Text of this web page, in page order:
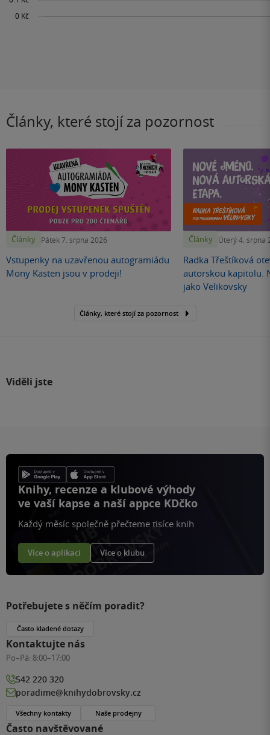
Články, které stojí za pozornost
Články Pátek 7. srpna 2026
Vstupenky na uzavřenou autogramiádu
Mony Kasten jsou v prodeji!
Články Úterý 4. srpna
Radka Třeštíková
autorskou kapitolu.
jako Velikovsky
Články, které stojí za pozornost
Viděli jste
Knihy, recenze a klubové výhody
ve vaší kapse a naší appce KDčko
Každý měsíc společně přečteme tisíce knih
Více o aplikaci Více o klubu
Často navštěvované
Potřebujete s něčím poradit?
Často kladené dotazy
Kontaktujte nás
Po–Pá: 8:00–17:00
542 220 320
poradime@knihydobrovsky.cz
Všechny kontakty Naše prodejny